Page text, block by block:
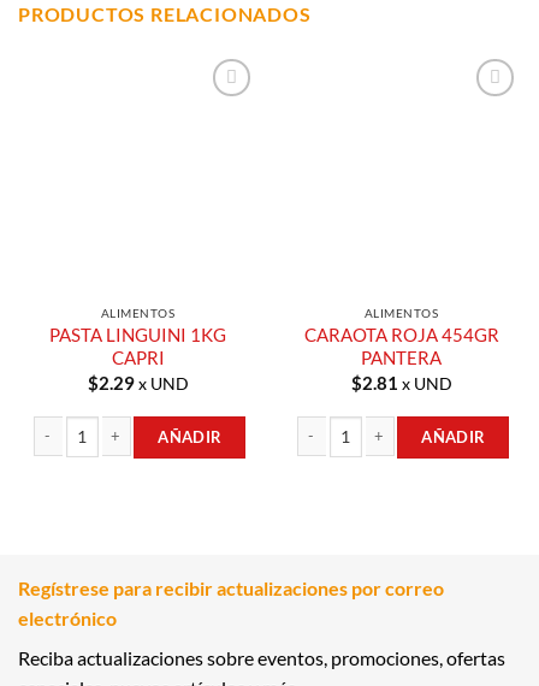
PRODUCTOS RELACIONADOS
ALIMENTOS
PASTA LINGUINI 1KG
CAPRI
$2.29x UND
AÑADIR
ALIMENTOS
CARAOTA ROJA 454GR
PANTERA
$2.81 x UND
AÑADIR
Regístrese para recibir actualizaciones por correo
electrónico
Reciba actualizaciones sobre eventos, promociones, ofertas